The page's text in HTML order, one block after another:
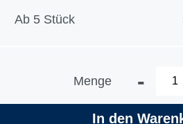
Ab 5 Stück
Menge -
In den